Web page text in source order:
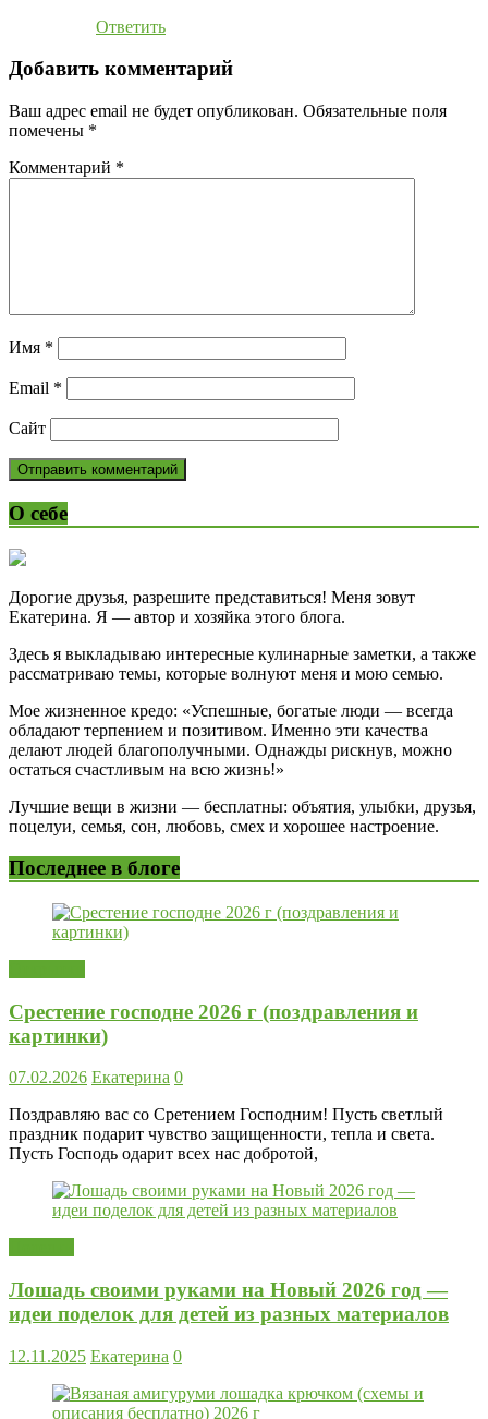
Ответить
Добавить комментарий
Ваш адрес email не будет опубликован. Обязательные поля
помечены *
Комментарий *
Имя *
Email *
Сайт
О себе
Дорогие друзья, разрешите представиться! Меня зовут
Екатерина. Я — автор и хозяйка этого блога.
Здесь я выкладываю интересные кулинарные заметки, а также
рассматриваю темы, которые волнуют меня и мою семью.
Мое жизненное кредо: «Успешные, богатые люди — всегда
обладают терпением и позитивом. Именно эти качества
делают людей благополучными. Однажды рискнув, можно
остаться счастливым на всю жизнь!»
Лучшие вещи в жизни — бесплатны: объятия, улыбки, друзья,
поцелуи, семья, сон, любовь, смех и хорошее настроение.
Последнее в блоге
Срестение господне 2026 г (поздравления и
картинки)
07.02.2026 Екатерина 0
Поздравляю вас со Сретением Господним! Пусть светлый
праздник подарит чувство защищенности, тепла и света.
Пусть Господь одарит всех нас добротой,
Лошадь своими руками на Новый 2026 год —
идеи поделок для детей из разных материалов
12.11.2025 Екатерина 0